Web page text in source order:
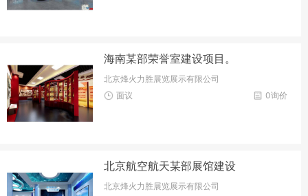
海南某部荣誉室建设项目。
北京烽火力胜展览展示有限公司
0询价
面议
北京航空航天某部展馆建设
北京烽火力胜展览展示有限公司